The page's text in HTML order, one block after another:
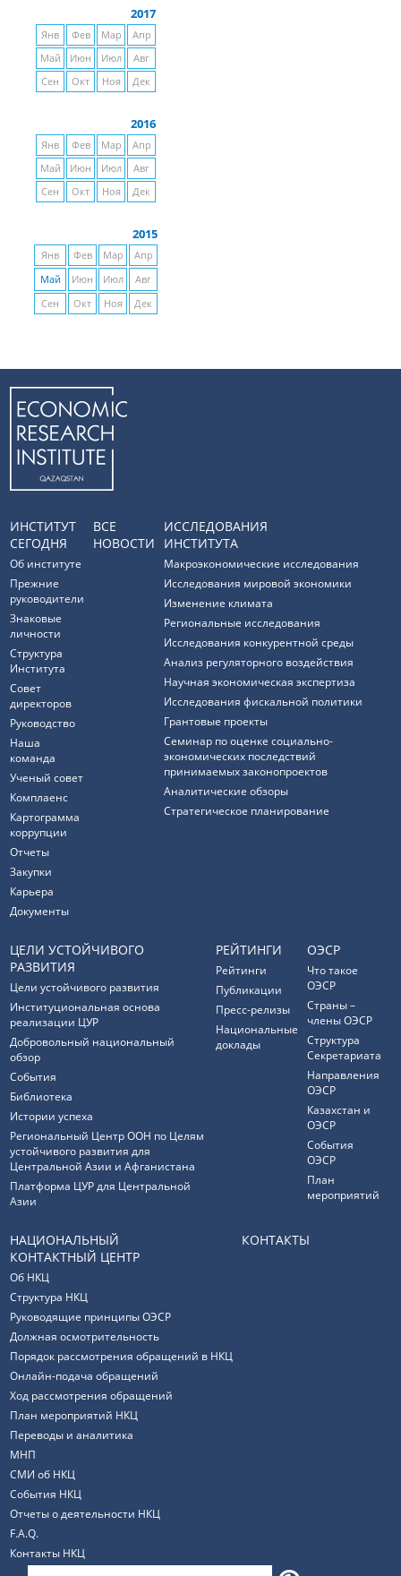
2017
Янв Фев Мар
Апр
Май
Июн Июл
Авг
Сен
Окт Ноя Дек
2016
Янв Фев Мар
Апр
Май
Июн Июл
Авг
Сен
Окт Ноя Дек
2015
Янв Фев Мар
Апр
Май
Июн Июл
Авг
Сен
Окт Ноя Дек
ИНСТИТУТ
СЕГОДНЯ
Об институте
Прежние
руководители
Знаковые
личности
Структура
Института
Совет
директоров
Руководство
Наша
команда
Ученый совет
Комплаенс
Картограмма
коррупции
Отчеты
Закупки
Карьера
Документы
ВСЕ
НОВОСТИ
ИССЛЕДОВАНИЯ
ИНСТИТУТА
Макроэкономические исследования
Исследования мировой экономики
Изменение климата
Региональные исследования
Исследования конкурентной среды
Анализ регуляторного воздействия
Научная экономическая экспертиза
Исследования фискальной политики
Грантовые проекты
Семинар по оценке социально-
экономических последствий
принимаемых законопроектов
Аналитические обзоры
Стратегическое планирование
ЦЕЛИ УСТОЙЧИВОГО
РАЗВИТИЯ
Цели устойчивого развития
Институциональная основа
реализации ЦУР
Добровольный национальный
обзор
События
Библиотека
Истории успеха
Региональный Центр ООН по Целям
устойчивого развития для
Центральной Азии и Афганистана
Платформа ЦУР для Центральной
Азии
РЕЙТИНГИ
Рейтинги
Публикации
Пресс-релизы
Национальные
доклады
ОЭСР
Что такое
ОЭСР
Страны –
члены ОЭСР
Структура
Секретариата
Направления
ОЭСР
Казахстан и
ОЭСР
События
ОЭСР
План
мероприятий
НАЦИОНАЛЬНЫЙ
КОНТАКТНЫЙ ЦЕНТР
Об НКЦ
Структура НКЦ
Руководящие принципы ОЭСР
Должная осмотрительность
Порядок рассмотрения обращений в НКЦ
Онлайн-подача обращений
Ход рассмотрения обращений
План мероприятий НКЦ
Переводы и аналитика
МНП
СМИ об НКЦ
События НКЦ
Отчеты о деятельности НКЦ
F.A.Q.
Контакты НКЦ
КОНТАКТЫ